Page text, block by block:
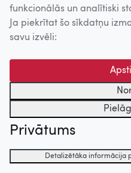
funkcionālās un analītiski
Ja piekrītat šo sīkdatņu
savu izvēli:
Privātums
Detalizētāka informācija